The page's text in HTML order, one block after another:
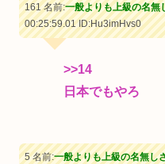
161 名前:一般よりも上級の名無
00:25:59.01ID:Hu3imHvs0
>>14
日本でもやろ
5 名前:一般よりも上級の名無し